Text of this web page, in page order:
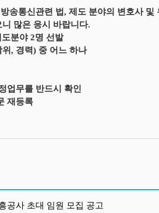
송통신관련 법, 제도 분야의 변호사
많은 응시 바랍니다.
분야 2명 선발
, 경력) 중 어느 하나
업무를 반드시 확인
재등록
공사 초대 임원 모집 공고